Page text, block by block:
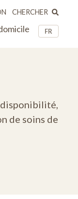
FR
CHERCHER
disponibilité,
de soins de